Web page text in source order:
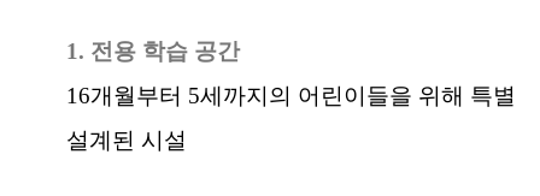
1. 전용 학습 공간
16개월부터 5세까지의 어린이들을 위해 특별
설계된 시설